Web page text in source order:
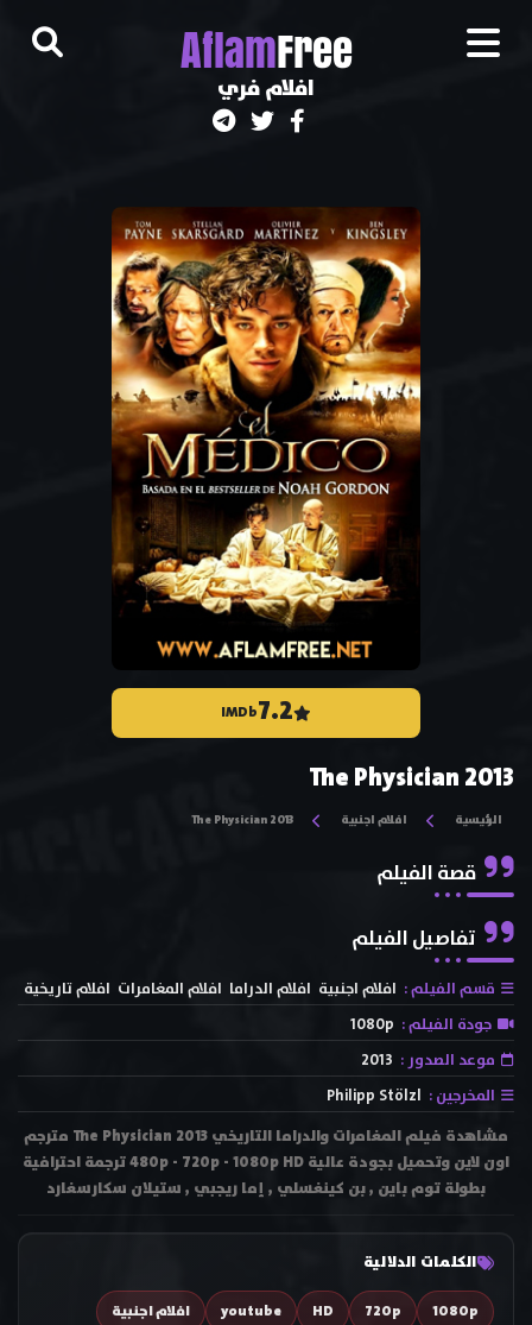
AflamFree
افلام فري
7.2
IMDb
The Physician 2013
الرئيسية افلام اجنبية The Physician 2013
قصة الفيلم
تفاصيل الفيلم
قسم الفيلم : افلام اجنبية افلام الدراما افلام المغامرات افلام تاريخية
جودة الفيلم : 1080p
موعد الصدور : 2013
المخرجين : Philipp Stölzl
مشاهدة فيلم المغامرات والدراما التاريخي The Physician 2013 مترجم
اون لاين وتحميل بجودة عالية 480p - 720p - 1080p HD ترجمة احترافية
بطولة توم باين , بن كينغسلي , إما ريجبي , ستيلان سكارسغارد
الكلمات الدلالية
1080p
720p
HD
youtube
افلام اجنبية